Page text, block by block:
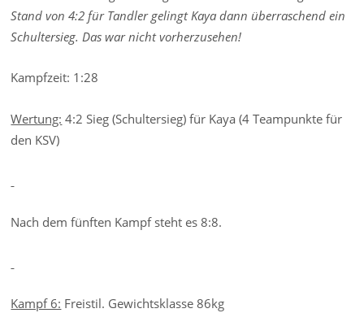
Stand von 4:2 für Tandler gelingt Kaya dann überraschend ein
Schultersieg. Das war nicht vorherzusehen!
Kampfzeit: 1:28
Wertung: 4:2 Sieg (Schultersieg) für Kaya (4 Teampunkte für
den KSV)
Nach dem fünften Kampf steht es 8:8.
Kampf 6: Freistil. Gewichtsklasse 86kg